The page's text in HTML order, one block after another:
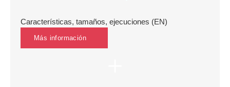
Características, tamaños, ejecuciones (EN)
Más información